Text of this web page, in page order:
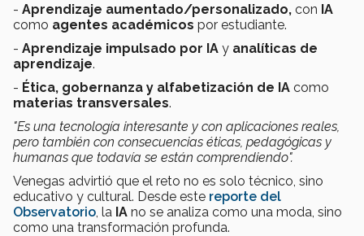
- Aprendizaje aumentado/personalizado, con IA
como agentes académicos por estudiante.
- Aprendizaje impulsado por IA y analíticas de
aprendizaje.
- Ética, gobernanza y alfabetización de IA como
materias transversales.
"Es una tecnología interesante y con aplicaciones reales,
pero también con consecuencias éticas, pedagógicas y
humanas que todavía se están comprendiendo".
Venegas advirtió que el reto no es solo técnico, sino
educativo y cultural. Desde este reporte del
Observatorio, la IA no se analiza como una moda, sino
como una transformación profunda.